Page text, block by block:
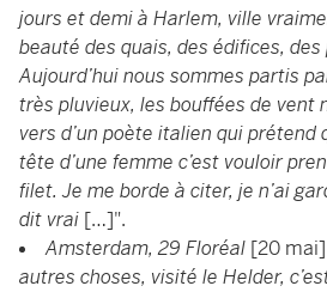
jours et demi à Harlem, ville
beauté des quais, des édifices,
Aujourd’hui nous sommes partis
très pluvieux, les bouffées de vent
vers d’un poète italien qui prétend
tête d’une femme c’est vouloir
filet. Je me borde à citer, je n’ai
dit vrai […]".
Amsterdam, 29 Floréal [20
autres choses, visité le Helder,